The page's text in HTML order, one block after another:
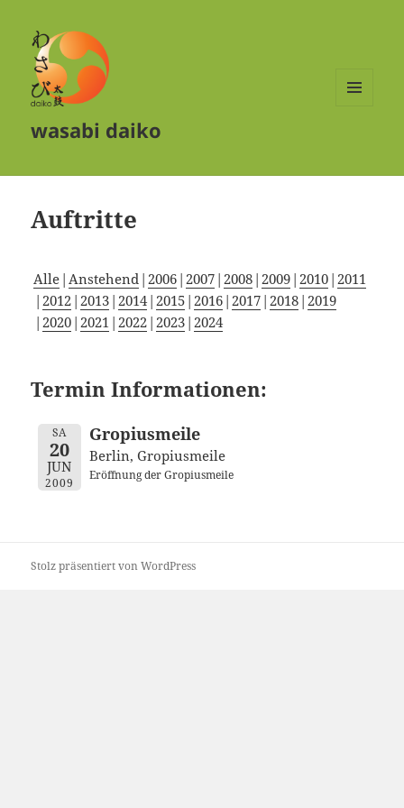
wasabi daiko
Auftritte
Alle Anstehend 2006 2007 2008 2009 2010 2011
2012 2013 2014 2015 2016 2017 2018 2019
2020 2021 2022 2023 2024
Termin Informationen:
SA
20
JUN
2009
Gropiusmeile
Berlin, Gropiusmeile
Eröffnung der Gropiusmeile
Stolz präsentiert von WordPress